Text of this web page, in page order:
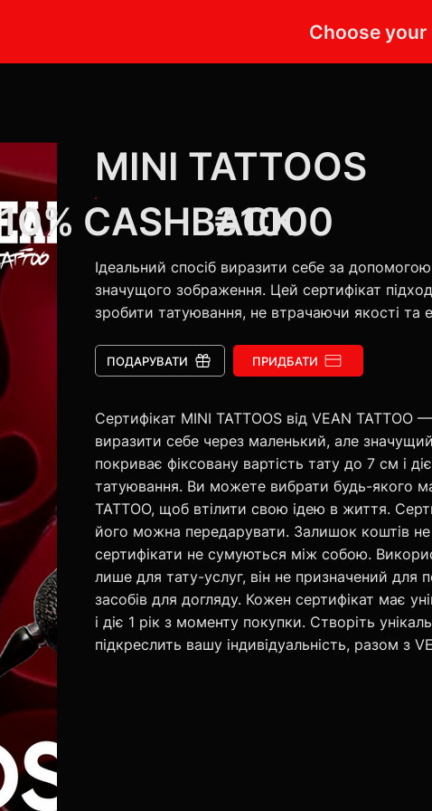
Choose
MINI TATTOOS
10% CASHBACK
₴1000
Ідеальний спосіб виразити себе за
значущого зображення. Цей сертифікат
зробити татуювання, не втрачаючи якості та
ПОДАРУВАТИ ПРИДБАТИ
Сертифікат MINI TATTOOS від VEAN TATTOO
виразити себе через маленький, але
покриває фіксовану вартість тату до 7 см і
татуювання. Ви можете вибрати будь-якого
TATTOO, щоб втілити свою ідею в життя.
його можна передарувати. Залишок коштів не
сертифікати не сумуються між собою.
лише для тату-услуг, він не призначений для
засобів для догляду. Кожен сертифікат має
і діє 1 рік з моменту покупки. Створіть
підкреслить вашу індивідуальність, разом з